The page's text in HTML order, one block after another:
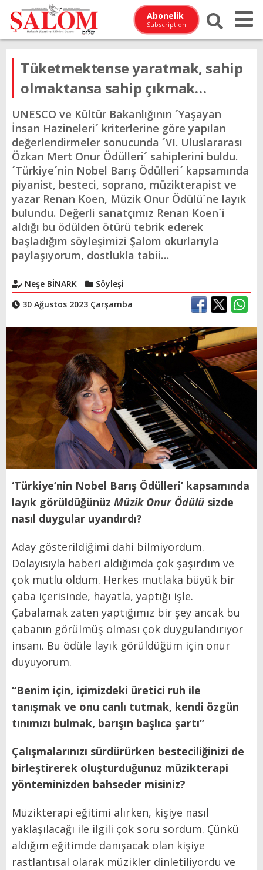
Abonelik
Subscription
Tüketmektense yaratmak, sahip
olmaktansa sahip çıkmak…
UNESCO ve Kültür Bakanlığının ´Yaşayan
İnsan Hazineleri´ kriterlerine göre yapılan
değerlendirmeler sonucunda ´VI. Uluslararası
Özkan Mert Onur Ödülleri´ sahiplerini buldu.
´Türkiye´nin Nobel Barış Ödülleri´ kapsamında
piyanist, besteci, soprano, müzikterapist ve
yazar Renan Koen, Müzik Onur Ödülü´ne layık
bulundu. Değerli sanatçımız Renan Koen´i
aldığı bu ödülden ötürü tebrik ederek
başladığım söyleşimizi Şalom okurlarıyla
paylaşıyorum, dostlukla tabii…
Neşe BİNARK
Söyleşi
30 Ağustos 2023 Çarşamba
‘Türkiye’nin Nobel Barış Ödülleri’ kapsamında
layık görüldüğünüz Müzik Onur Ödülü sizde
nasıl duygular uyandırdı?
Aday gösterildiğimi dahi bilmiyordum.
Dolayısıyla haberi aldığımda çok şaşırdım ve
çok mutlu oldum. Herkes mutlaka büyük bir
çaba içerisinde, hayatla, yaptığı işle.
Çabalamak zaten yaptığımız bir şey ancak bu
çabanın görülmüş olması çok duygulandırıyor
insanı. Bu ödüle layık görüldüğüm için onur
duyuyorum.
“Benim için, içimizdeki üretici ruh ile
tanışmak ve onu canlı tutmak, kendi özgün
tınımızı bulmak, barışın başlıca şartı”
Çalışmalarınızı sürdürürken besteciliğinizi de
birleştirerek oluşturduğunuz müzikterapi
yönteminizden bahseder misiniz?
Müzikterapi eğitimi alırken, kişiye nasıl
yaklaşılacağı ile ilgili çok soru sordum. Çünkü
aldığım eğitimde danışacak olan kişiye
rastlantısal olarak müzikler dinletiliyordu ve